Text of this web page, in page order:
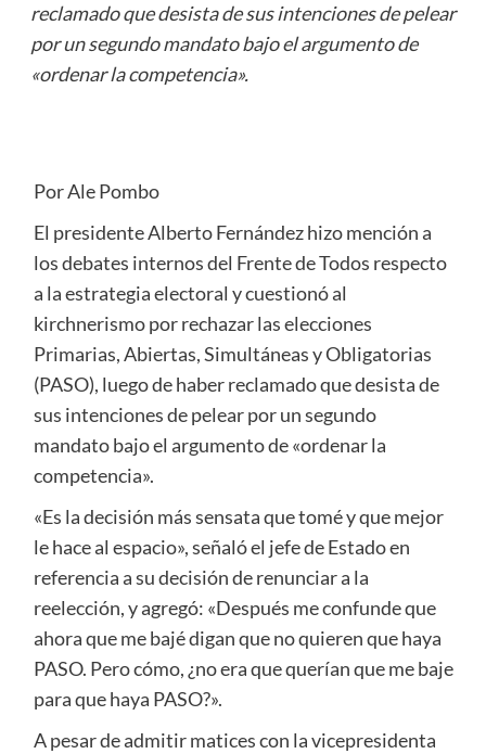
reclamado que desista de sus intenciones de pelear
por un segundo mandato bajo el argumento de
«ordenar la competencia».
Por Ale Pombo
El presidente Alberto Fernández hizo mención a
los debates internos del Frente de Todos respecto
a la estrategia electoral y cuestionó al
kirchnerismo por rechazar las elecciones
Primarias, Abiertas, Simultáneas y Obligatorias
(PASO), luego de haber reclamado que desista de
sus intenciones de pelear por un segundo
mandato bajo el argumento de «ordenar la
competencia».
«Es la decisión más sensata que tomé y que mejor
le hace al espacio», señaló el jefe de Estado en
referencia a su decisión de renunciar a la
reelección, y agregó: «Después me confunde que
ahora que me bajé digan que no quieren que haya
PASO. Pero cómo, ¿no era que querían que me baje
para que haya PASO?».
A pesar de admitir matices con la vicepresidenta